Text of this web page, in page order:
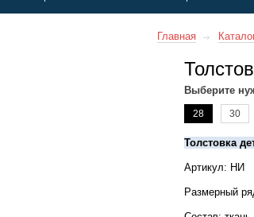
Главная
Выберите
28 30
Толстовка
Артикул: НИ
Размерный